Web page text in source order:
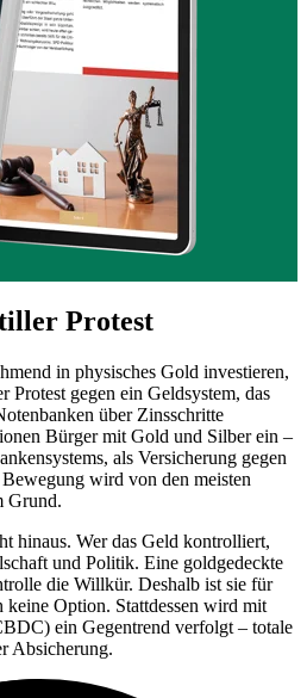
Protest
in physisches Gold investieren,
gegen ein Geldsystem, das
über Zinsschritte
Bürger mit Gold und Silber ein –
als Versicherung gegen
wird von den meisten
Grund.
hinaus. Wer das Geld kontrolliert,
und Politik. Eine goldgedeckte
die Willkür. Deshalb ist sie für
Option. Stattdessen wird mit
ein Gegentrend verfolgt – totale
Absicherung.